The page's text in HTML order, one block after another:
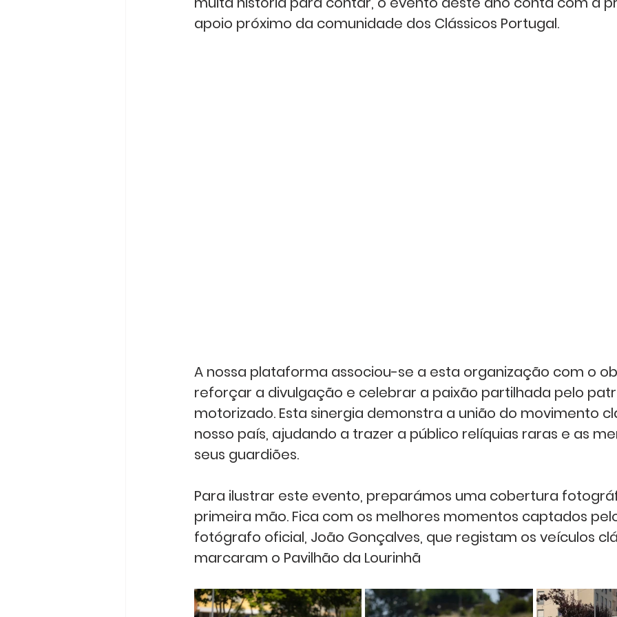
apoio próximo da comunidade dos Clássicos Portugal.
A nossa plataforma associou-se a esta organização com o
reforçar a divulgação e celebrar a paixão partilhada pelo
motorizado. Esta sinergia demonstra a união do movimento
nosso país, ajudando a trazer a público relíquias raras e as
seus guardiões.
Para ilustrar este evento, preparámos uma cobertura
primeira mão. Fica com os melhores momentos captados
fotógrafo oficial, João Gonçalves, que registam os veículos
marcaram o Pavilhão da Lourinhã